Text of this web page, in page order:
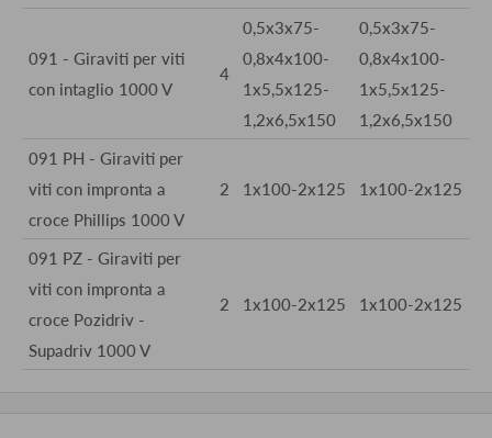
091 - Giraviti per viti
con intaglio 1000 V
4
0,5x3x75-
0,8x4x100-
1x5,5x125-
1,2x6,5x150
0,5x3x75-
0,8x4x100-
1x5,5x125-
1,2x6,5x150
091 PH - Giraviti per
viti con impronta a
croce Phillips 1000 V
2 1x100-2x125 1x100-2x125
091 PZ - Giraviti per
viti con impronta a
croce Pozidriv -
Supadriv 1000 V
2 1x100-2x125 1x100-2x125